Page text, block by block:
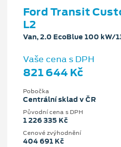
Ford Transit
L2
Van, 2.0 EcoBlue 100 kW/
Vaše cena s DPH
821 644 Kč
Pobočka
Centrální sklad v ČR
Původní cena s DPH
1 226 335 Kč
Cenové zvýhodnění
404 691 Kč